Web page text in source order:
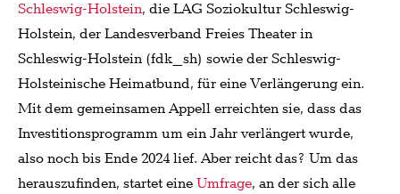
Schleswig-Holstein, die LAG Soziokultur Schleswig-
Holstein, der Landesverband Freies Theater in
Schleswig-Holstein (fdk_sh) sowie der Schleswig-
Holsteinische Heimatbund, für eine Verlängerung ein.
Mit dem gemeinsamen Appell erreichten sie, dass das
Investitionsprogramm um ein Jahr verlängert wurde,
also noch bis Ende 2024 lief. Aber reicht das? Um das
herauszufinden, startet eineUmfrage, an der sich alle